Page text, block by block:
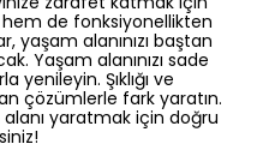
de fonksiyonellikten
yaşam alanınızı baştan
Yaşam alanınızı sade
Şıklığı ve
çözümlerle fark yaratın.
alanı yaratmak için doğru